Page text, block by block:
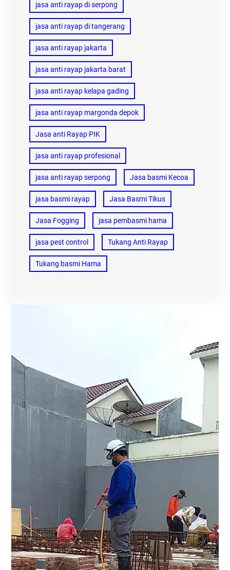
jasa anti rayap di serpong
jasa anti rayap di tangerang
jasa anti rayap jakarta
jasa anti rayap jakarta barat
jasa anti rayap kelapa gading
jasa anti rayap margonda depok
Jasa anti Rayap PIK
jasa anti rayap profesional
jasa anti rayap serpong Jasa basmi Kecoa
jasa basmi rayap Jasa Basmi Tikus
Jasa Fogging jasa pembasmi hama
jasa pest control Tukang Anti Rayap
Tukang basmi Hama